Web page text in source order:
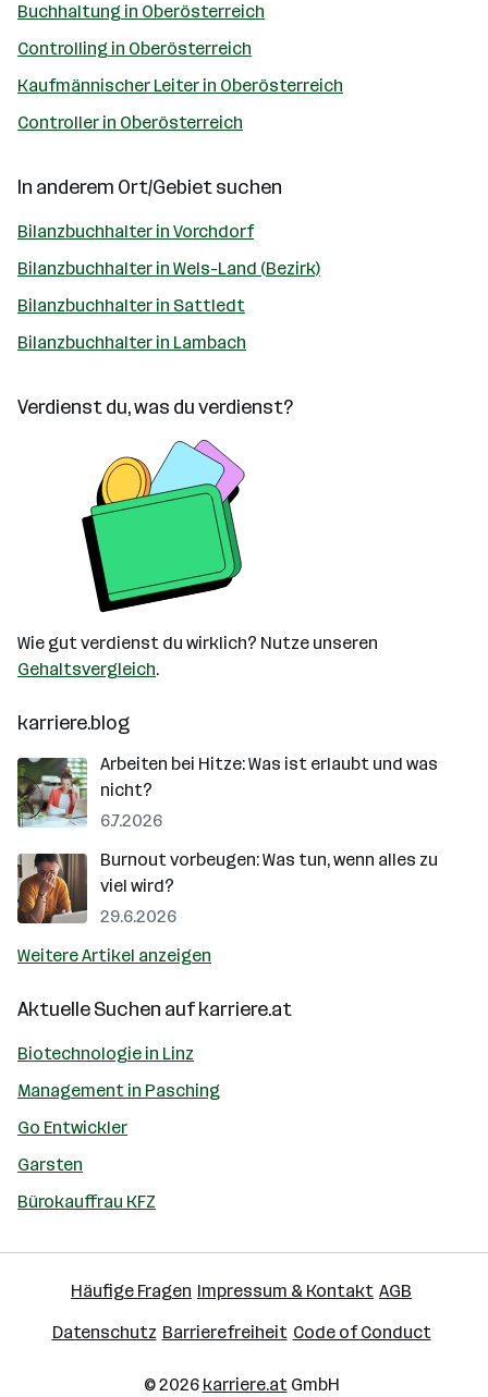
Buchhaltung in Oberösterreich
Controlling in Oberösterreich
Kaufmännischer Leiter in Oberösterreich
Controller in Oberösterreich
In anderem Ort/Gebiet suchen
Bilanzbuchhalter in Vorchdorf
Bilanzbuchhalter in Wels-Land (Bezirk)
Bilanzbuchhalter in Sattledt
Bilanzbuchhalter in Lambach
Verdienst du, was du verdienst?
Wie gut verdienst du wirklich? Nutze unseren
Gehaltsvergleich.
karriere.blog
Arbeiten bei Hitze: Was ist erlaubt und was
nicht?
6.7.2026
Burnout vorbeugen: Was tun, wenn alles zu
viel wird?
29.6.2026
Weitere Artikel anzeigen
Aktuelle Suchen aufkarriere.at
Biotechnologie in Linz
Management in Pasching
Go Entwickler
Garsten
Bürokauffrau KFZ
Häufige Fragen Impressum & Kontakt AGB
Datenschutz Barrierefreiheit Code of Conduct
© 2026 karriere.atGmbH